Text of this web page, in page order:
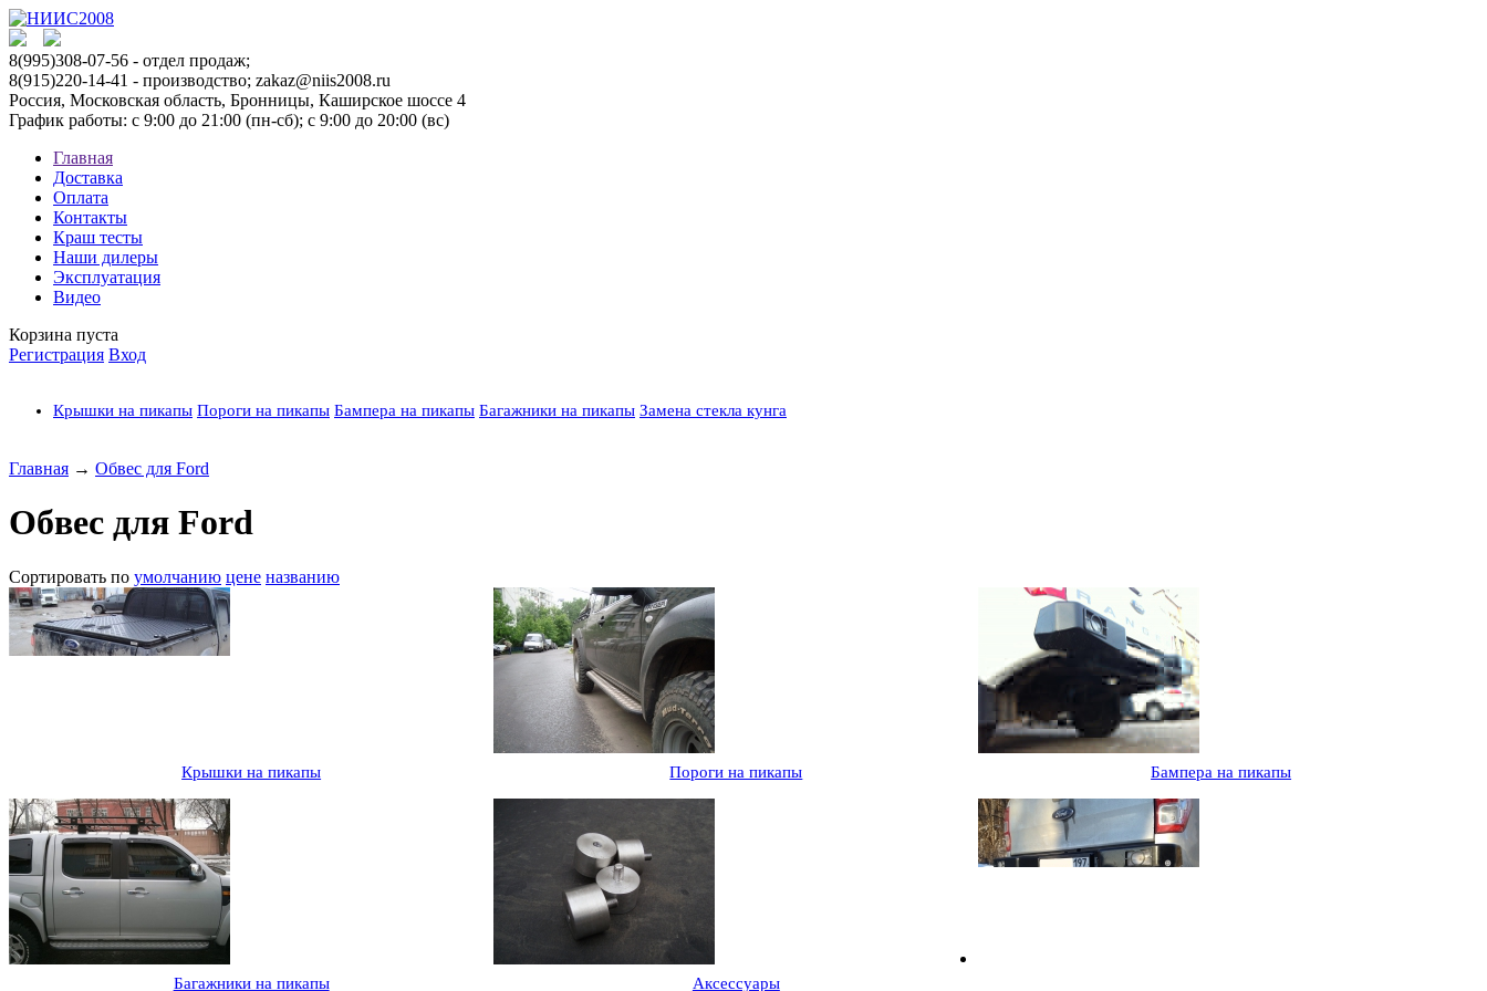
8(995)308-07-56 - отдел продаж;
8(915)220-14-41 - производство; zakaz@niis2008.ru
Россия, Московская область, Бронницы, Каширское шоссе 4
График работы: с 9:00 до 21:00 (пн-сб); с 9:00 до 20:00 (вс)
Главная
Доставка
Оплата
Контакты
Краш тесты
Наши дилеры
Эксплуатация
Видео
Корзина пуста
Регистрация Вход
Крышки на пикапы Пороги на пикапы Бампера на пикапы Багажники на пикапы Замена стекла кунга
Главная → Обвес для Ford
Обвес для Ford
Сортировать по умолчанию цене названию
Крышки на пикапы Пороги на пикапы Бампера на пикапы
Багажники на пикапы Аксессуары